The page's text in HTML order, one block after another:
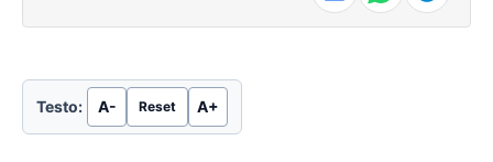
Testo: A- Reset A+